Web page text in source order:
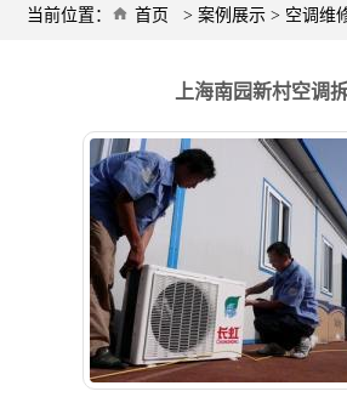
当前位置： 首页 >案例展示 > 空调维
上海南园新村空调